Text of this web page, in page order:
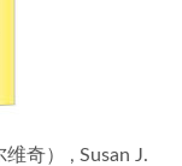
奇） , Susan J.